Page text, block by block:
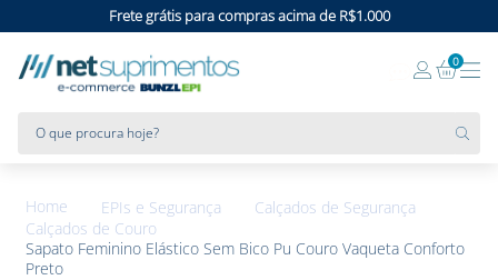
Frete grátis para compras acima de R$1.000
0
EPIs e Segurança
Calçados de Segurança
Calçados de Couro
Sapato Feminino Elástico Sem Bico Pu Couro Vaqueta Conforto
Preto